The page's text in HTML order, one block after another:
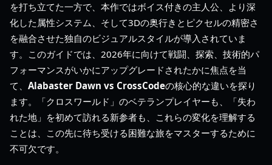
を打ち立てた一方で、本作ではボイス付きの主人公、より深
化した属性システム、そして3Dの奥行きとピクセルの精密さ
を融合させた独自のビジュアルスタイルが導入されていま
す。このガイドでは、2026年に向けて戦闘、探索、技術的パ
フォーマンスがいかにアップグレードされたかに焦点を当
て、 Alabaster Dawn vs CrossCodeの核心的な違いを探り
ます。「クロスワールド」のベテランプレイヤーも、「失わ
れた地」を初めて訪れる新参者も、これらの変化を理解する
ことは、この先に待ち受ける困難な旅をマスターするために
不可欠です。